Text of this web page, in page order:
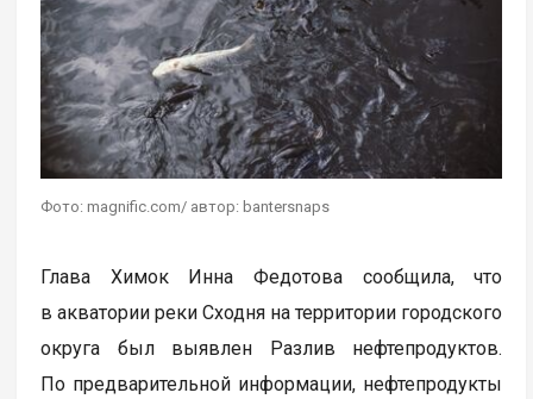
Фото: magnific.com/ автор: bantersnaps
Глава Химок Инна Федотова сообщила, что
в акватории реки Сходня на территории городского
округа был выявлен Разлив нефтепродуктов.
По предварительной информации, нефтепродукты